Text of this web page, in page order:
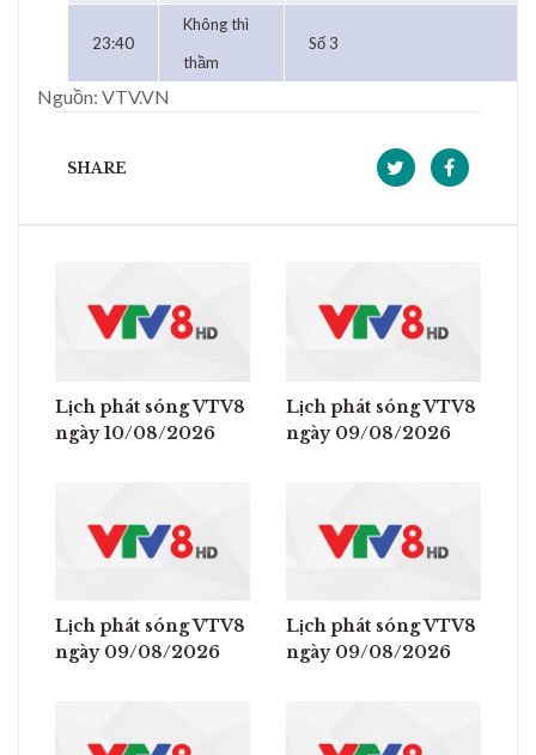
23:40
Không thì
thầm
Số 3
Nguồn: VTV.VN
SHARE
Lịch phát sóng VTV8
ngày 10/08/2026
Lịch phát sóng VTV8
ngày 09/08/2026
Lịch phát sóng VTV8
ngày 09/08/2026
Lịch phát sóng VTV8
ngày 09/08/2026